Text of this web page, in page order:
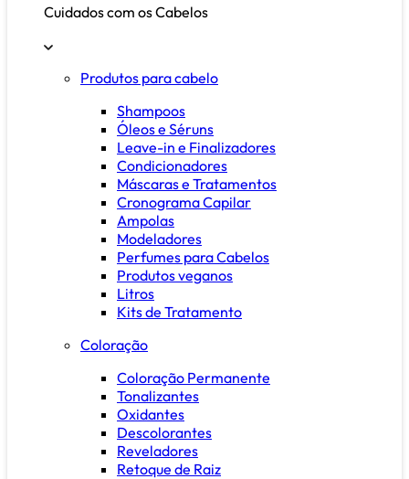
Cuidados com os Cabelos
Produtos para cabelo
Shampoos
Óleos e Séruns
Leave-in e Finalizadores
Condicionadores
Máscaras e Tratamentos
Cronograma Capilar
Ampolas
Modeladores
Perfumes para Cabelos
Produtos veganos
Litros
Kits de Tratamento
Coloração
Coloração Permanente
Tonalizantes
Oxidantes
Descolorantes
Reveladores
Retoque de Raiz